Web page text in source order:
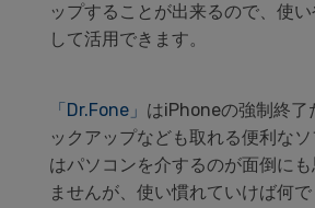
ップすることが出来るので、使
して活用できます。
「Dr.Fone」 はiPhoneの強制終了
ックアップなども取れる便利な
はパソコンを介するのが面倒に
ませんが、使い慣れていけば何